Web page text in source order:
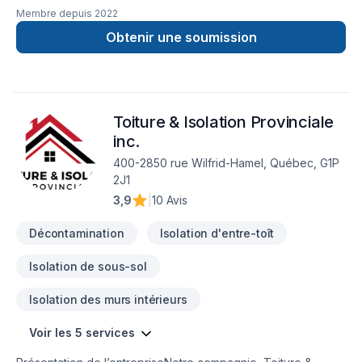
de l’industrie. De plus, nos formations en démantèlement
d’amiante, santé et sécurité sur les chantiers, de moisissures
et de calorifugeage, nous permettent d’offrir un service
Membre depuis 2022
Obtenir une soumission
Toiture & Isolation Provinciale
inc.
400-2850 rue Wilfrid-Hamel, Québec, G1P
2J1
3,9
10 Avis
Décontamination Isolation d'entre-toît
Isolation de sous-sol
Isolation des murs intérieurs
Voir les 5 services